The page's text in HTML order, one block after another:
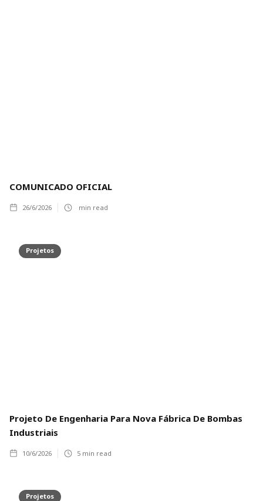
COMUNICADO OFICIAL
26/6/2026 min read
Projetos
Projeto De Engenharia Para Nova Fábrica De Bombas
Industriais
10/6/2026 5 min read
Projetos